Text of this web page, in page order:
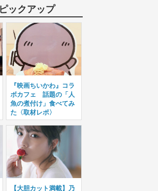
ピックアップ
『映画ちいかわ』コラ
ボカフェ 話題の「人
魚の煮付け」食べてみ
た〈取材レポ〉
【大胆カット満載】乃